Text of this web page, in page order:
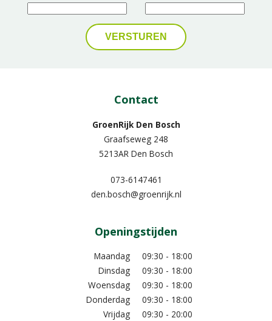
Contact
GroenRijk Den Bosch
Graafseweg 248
5213AR Den Bosch
073-6147461
den.bosch@groenrijk.nl
Openingstijden
Maandag
09:30 - 18:00
Dinsdag
09:30 - 18:00
Woensdag
09:30 - 18:00
Donderdag
09:30 - 18:00
Vrijdag
09:30 - 20:00